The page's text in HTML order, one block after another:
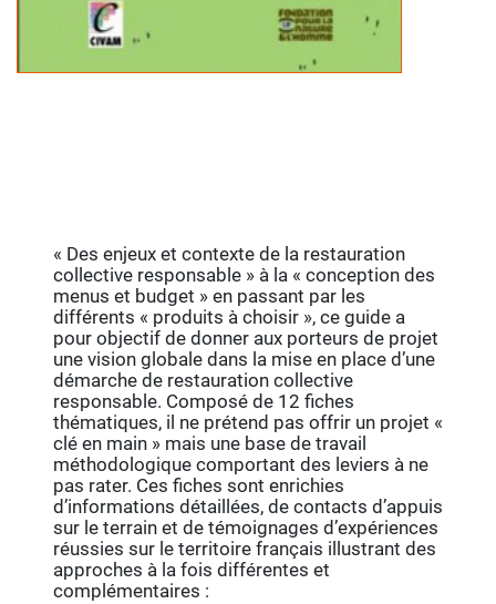
« Des enjeux et contexte de la restauration
collective responsable » à la « conception des
menus et budget » en passant par les
différents « produits à choisir », ce guide a
pour objectif de donner aux porteurs de projet
une vision globale dans la mise en place d’une
démarche de restauration collective
responsable. Composé de 12 fiches
thématiques, il ne prétend pas offrir un projet «
clé en main » mais une base de travail
méthodologique comportant des leviers à ne
pas rater. Ces fiches sont enrichies
d’informations détaillées, de contacts d’appuis
sur le terrain et de témoignages d’expériences
réussies sur le territoire français illustrant des
approches à la fois différentes et
complémentaires :